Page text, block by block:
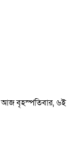
আজ বৃহস্পতিবার, ৬ই